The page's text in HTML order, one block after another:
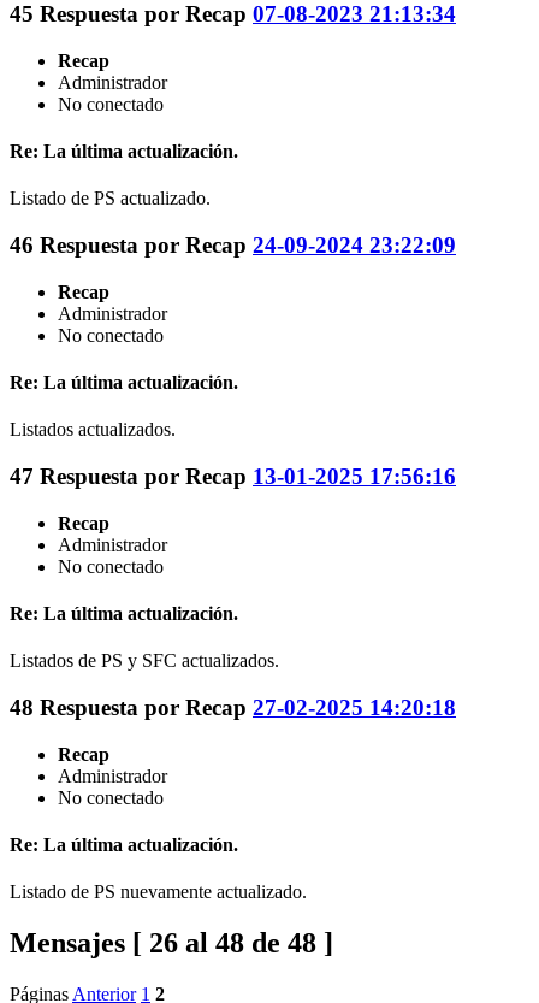
45 Respuesta por Recap 07-08-2023 21:13:34
Recap
Administrador
No conectado
Re: La última actualización.
Listado de PS actualizado.
46 Respuesta por Recap 24-09-2024 23:22:09
Recap
Administrador
No conectado
Re: La última actualización.
Listados actualizados.
47 Respuesta por Recap 13-01-2025 17:56:16
Recap
Administrador
No conectado
Re: La última actualización.
Listados de PS y SFC actualizados.
48 Respuesta por Recap 27-02-2025 14:20:18
Recap
Administrador
No conectado
Re: La última actualización.
Listado de PS nuevamente actualizado.
Mensajes [ 26 al 48 de 48 ]
Páginas Anterior 1 2